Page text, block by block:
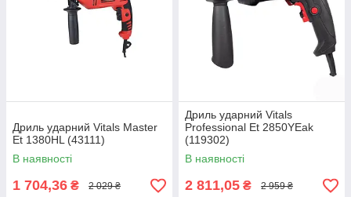
Дриль ударний Vitals Master
Et 1380HL (43111)
В наявності
1 704,36 ₴ 2 029 ₴
Дриль ударний Vitals
Professional Et 2850YEak
(119302)
В наявності
2 811,05 ₴ 2 959 ₴